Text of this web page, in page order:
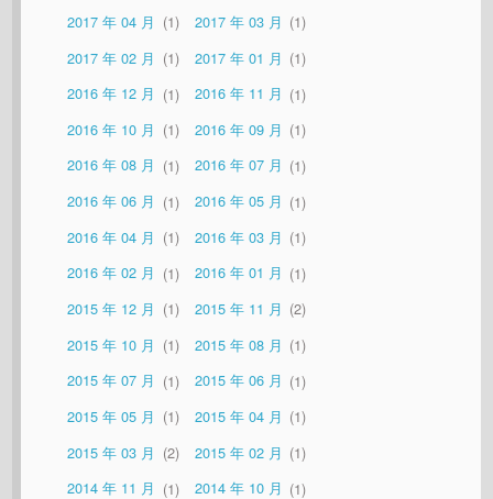
2017 年 04 月
1 2017 年 03 月
1
2017 年 02 月
1 2017 年 01 月
1
2016 年 12 月
1 2016 年 11 月
1
2016 年 10 月
1 2016 年 09 月
1
2016 年 08 月
1 2016 年 07 月
1
2016 年 06 月
1 2016 年 05 月
1
2016 年 04 月
1 2016 年 03 月
1
2016 年 02 月
1 2016 年 01 月
1
2015 年 12 月
1 2015 年 11 月
2
2015 年 10 月
1 2015 年 08 月
1
2015 年 07 月
1 2015 年 06 月
1
2015 年 05 月
1 2015 年 04 月
1
2015 年 03 月
2 2015 年 02 月
1
2014 年 11 月
1 2014 年 10 月
1